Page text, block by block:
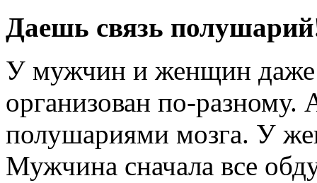
Даешь связь
У мужчин и женщин даже
организован по-разному.
полушариями мозга. У
Мужчина сначала все